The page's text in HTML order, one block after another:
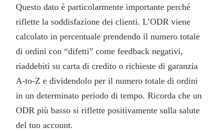
Questo dato è particolarmente importante perché
riflette la soddisfazione dei clienti. L’ODR viene
calcolato in percentuale prendendo il numero totale
di ordini con “difetti” come feedback negativi,
riaddebiti su carta di credito o richieste di garanzia
A-to-Z e dividendolo per il numero totale di ordini
in un determinato periodo di tempo. Ricorda che un
ODR più basso si riflette positivamente sulla salute
del tuo account.